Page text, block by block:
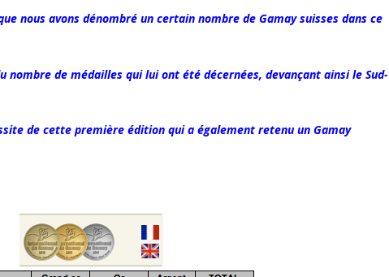
nous avons dénombré un certain nombre de Gamay suisses dans ce
nombre de médailles qui lui ont été décernées, devançant ainsi le Sud-
de cette première édition qui a également retenu un Gamay